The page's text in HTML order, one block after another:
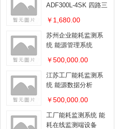
ADF300L-4SK 四路三
￥1,680.00
苏州企业能耗监测系
统 能源管理系统
￥500,000.00
江苏工厂能耗监测系
统 能源数据分析
￥500,000.00
工厂能耗监测系统 能
耗在线监测端设备